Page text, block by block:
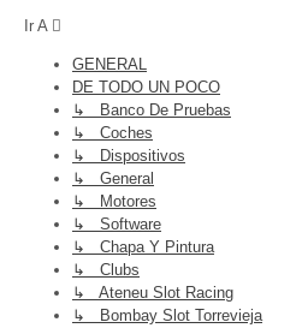
Ir A
GENERAL
DE TODO UN POCO
↳ Banco De Pruebas
↳ Coches
↳ Dispositivos
↳ General
↳ Motores
↳ Software
↳ Chapa Y Pintura
↳ Clubs
↳ Ateneu Slot Racing
↳ Bombay Slot Torrevieja